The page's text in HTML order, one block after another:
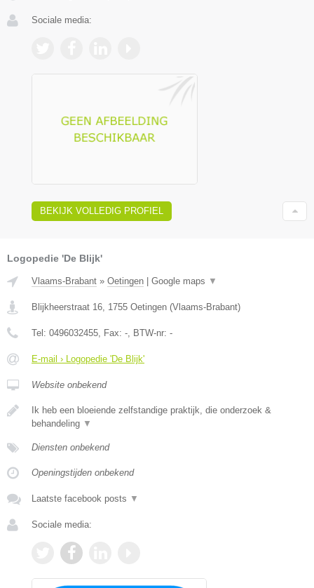
Sociale media:
BEKIJK VOLLEDIG PROFIEL
Logopedie 'De Blijk'
Vlaams-Brabant » Oetingen Google maps ▼
Blijkheerstraat 16, 1755 Oetingen (Vlaams-Brabant)
Tel: 0496032455, Fax: -, BTW-nr: -
E-mail › Logopedie 'De Blijk'
Website onbekend
Ik heb een bloeiende zelfstandige praktijk, die onderzoek &
behandeling ▼
Diensten onbekend
Openingstijden onbekend
Laatste facebook posts ▼
Sociale media: